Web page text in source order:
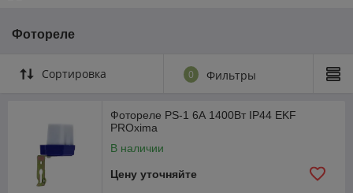
Фотореле
Сортировка 0 Фильтры
Фотореле PS-1 6А 1400Вт IP44 EKF
PROxima
В наличии
Цену уточняйте